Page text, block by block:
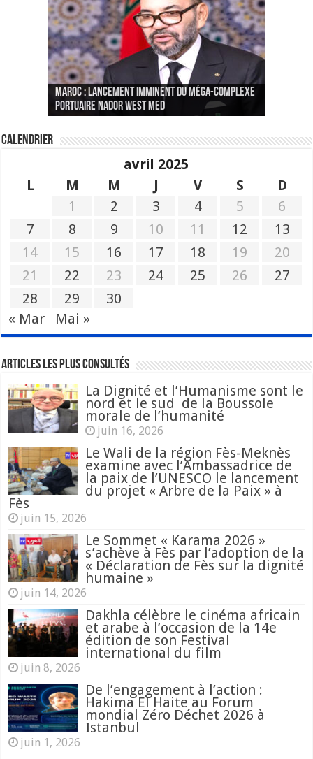
MAROC : Lancement imminent du méga-complexe
portuaire Nador West Med
Le Wali Ait Taleb préside la nomination du
nouveau Secrétaire Général pour insuffler un
sang nouveau à l’administration
Fès : La 70e conférence annuelle de la
Fédération internationale des journalistes et
des écrivains s’est achevée
Paris va présenter à Alger une liste de
« plusieurs centaines de personnes » aux
profils « dangereux »
CGEM: le binôme Oukacha-Joundy reconduit à la
tête de la Fédération des pêches maritimes
Calendrier
avril 2025
L
M M J V S
D
1
2 3 4 5
6
7
8 9 10 11 12
13
14
15 16 17 18 19
20
21
22 23 24 25 26
27
28
29
30
« Mar
Mai »
Articles les plus consultés
La Dignité et l’Humanisme sont le
nord et le sud de la Boussole
morale de l’humanité
juin 16, 2026
Le Wali de la région Fès-Meknès
examine avec l’Ambassadrice de
la paix de l’UNESCO le lancement
du projet « Arbre de la Paix » à
Fès
juin 15, 2026
Le Sommet « Karama 2026 »
s’achève à Fès par l’adoption de la
« Déclaration de Fès sur la dignité
humaine »
juin 14, 2026
Dakhla célèbre le cinéma africain
et arabe à l’occasion de la 14e
édition de son Festival
international du film
juin 8, 2026
De l’engagement à l’action :
Hakima El Haite au Forum
mondial Zéro Déchet 2026 à
Istanbul
juin 1, 2026